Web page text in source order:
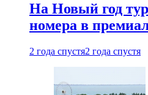
На Новый год
номера в
2 года спустя2 года спустя